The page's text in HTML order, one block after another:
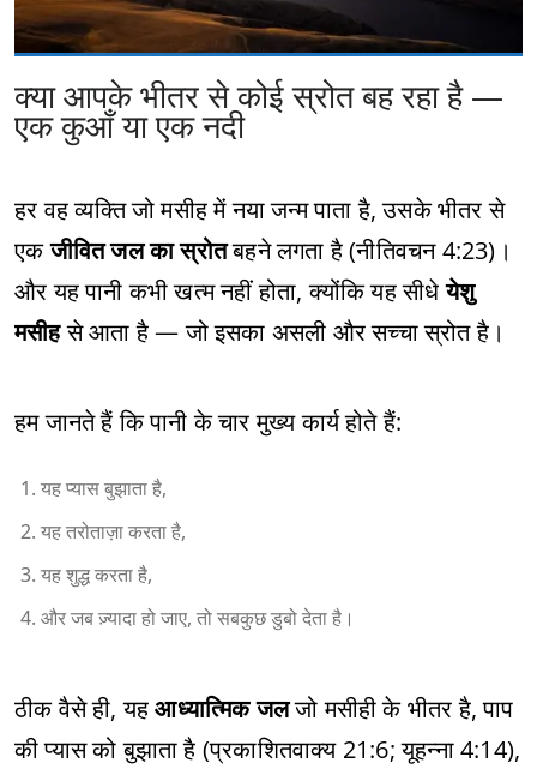
क्या आपके भीतर से कोई स्रोत बह रहा है —
एक कुआँ या एक नदी
हर वह व्यक्ति जो मसीह में नया जन्म पाता है, उसके भीतर से
एकजीवित जल का स्रोतबहने लगता है (नीतिवचन 4:23)।
और यह पानी कभी खत्म नहीं होता, क्योंकि यह सीधेयेशु
मसीहसे आता है — जो इसका असली और सच्चा स्रोत है।
हम जानते हैं कि पानी के चार मुख्य कार्य होते हैं:
यह प्यास बुझाता है,
यह तरोताज़ा करता है,
यह शुद्ध करता है,
और जब ज़्यादा हो जाए, तो सबकुछ डुबो देता है।
ठीक वैसे ही, यहआध्यात्मिक जलजो मसीही के भीतर है, पाप
की प्यास को बुझाता है (प्रकाशितवाक्य 21:6; यूहन्ना 4:14),